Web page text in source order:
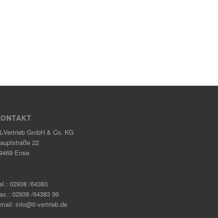
Vertrieb GmbH & Co. KG
22
Ense
02938 /64383
02938 /64383 99
info@tl-vertrieb.de